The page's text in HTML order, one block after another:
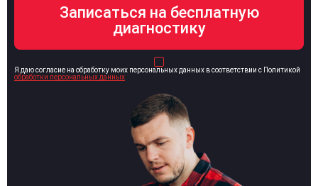
Я даю согласие на обработку моих персональных данных в соответствии с Политикой
обработки персональных данных